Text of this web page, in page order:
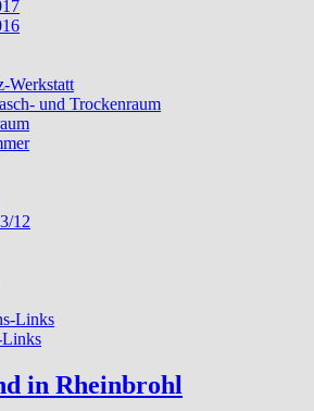
Werkstatt
und Trockenraum
12
Links
Links
in Rheinbrohl